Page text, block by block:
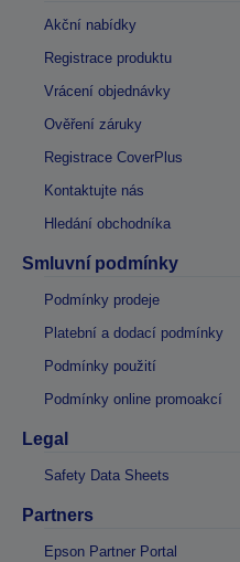
Akční nabídky
Registrace produktu
Vrácení objednávky
Ověření záruky
Registrace CoverPlus
Kontaktujte nás
Hledání obchodníka
Smluvní podmínky
Podmínky prodeje
Platební a dodací podmínky
Podmínky použití
Podmínky online promoakcí
Legal
Safety Data Sheets
Partners
Epson Partner Portal